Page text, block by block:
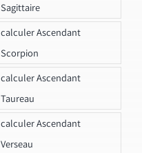
Sagittaire
calculer Ascendant
Scorpion
calculer Ascendant
Taureau
calculer Ascendant
Verseau